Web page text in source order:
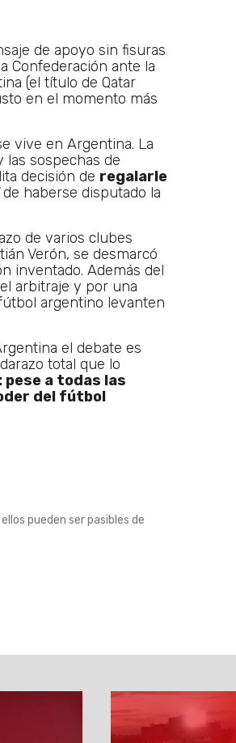
de apoyo sin fisuras
Confederación ante la
(el título de Qatar
en el momento más
vive en Argentina. La
las sospechas de
decisión de regalarle
de haberse disputado la
de varios clubes
Verón, se desmarcó
inventado. Además del
arbitraje y por una
argentino levanten
el debate es
total que lo
pese a todas las
del fútbol
pueden ser pasibles de